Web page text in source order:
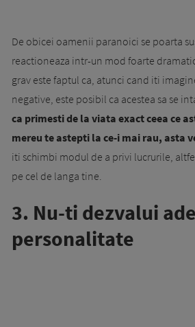
De obicei oamenii paranoici se poarta
reactioneaza intr-un mod foarte
grav este faptul ca, atunci cand iti
negative, este posibil ca acestea sa se
ca primesti de la viata exact ceea ce
mereu te astepti la ce-i mai rau, asta
iti schimbi modul de a privi lucrurile,
pe cel de langa tine.
3. Nu-ti dezvalui
personalitate